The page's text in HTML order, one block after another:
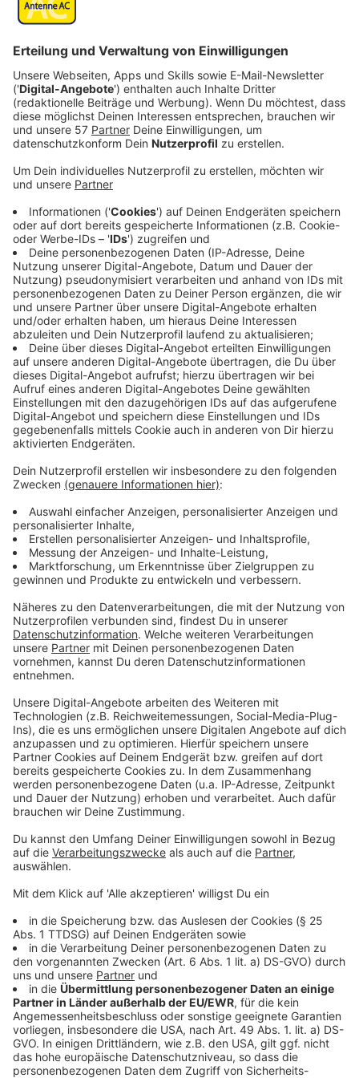
DieAachener Industrie- und Handelskammer (IHK)
fordert mehr Gewerbeflächen hier bei uns.
Eine entsprechende Resolution ist jetzt von der IHK-
Vollversammlung beschlossen worden.
Denn der Regionalplan im Regierungsbezirk Köln bleibe
bei seiner Bedarfsermittlung für Gewerbeflächen
deutlich hinter der Realität zurück, heißt es darin.
Daher sei es umso dringender, die Ausweisung und
Entwicklung geeigneter Flächen am Bedarf der
Wirtschaft orientiert voranzutreiben.
Die regionale Wirtschaft benötigt nach Ansicht der
IHK in den kommenden Jahren mehr Industrie- und
Gewerbeflächen, damit der Strukturwandel im
Rheinischen Revier gelingt und neue Arbeitsplätze vor
Ort entstehen können. Innovative Neuansiedlungen
von technologieorientierten Unternehmen sollen so
gefördert und regionale Wertschöpfung erhalten
werden.
Die Kommunen sollen geeignete Flächen frühzeitig
und vorausschauend ausweisen, um handlungsfähig zu
bleiben, empfiehlt die Kammer. Nur so würden sie die
entscheidenden Weichen für das Gelingen des
Strukturwandels stellen können.
Bei der Entwicklung der künftigen Flächen spiele
Klimaneutralität eine entscheidende Rolle. Gisela Kohl-
Vogel(Foto unten), die Präsidentin der IHK Aachen, ist
überzeugt: „Aus Sicht der regionalen Wirtschaft
Industriestandorte auch die Ansiedlung international
bedeutender Unternehmen fördern und eine Vielzahl
an neuen zukunftsorientierten Arbeitsplätzen
schaffen.“
Die Resolution im Wortlaut findet IhrHIER
Außerdem hat die IHK Aachen das schon im letzten
Herbst verabschiedete Positionspapier „Impulse für
attraktive Innenstädte“ veröffentlicht. Darin sind
Ideen enthalten, um die Attraktivität der Innenstädte
und damit auch die Verweildauer von Passanten zu
Das Positionspapier findet IhrHIER.
Anzeige
©IHK-Aachen/Andreas Herrmann
IHK-Präsidentin Gisela Kohl-Vogel.
Anzeige